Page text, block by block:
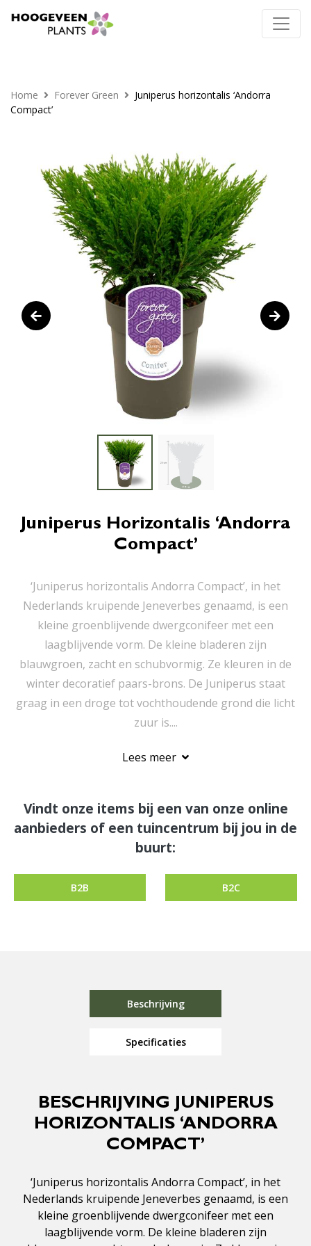
Home Forever Green
Juniperus horizontalis ‘Andorra
Compact’
Juniperus Horizontalis ‘Andorra
Compact’
‘Juniperus horizontalis Andorra Compact’, in het
Nederlands kruipende Jeneverbes genaamd, is een
kleine groenblijvende dwergconifeer met een
laagblijvende vorm. De kleine bladeren zijn
blauwgroen, zacht en schubvormig. Ze kleuren in de
winter decoratief paars-brons. De Juniperus staat
graag in een droge tot vochthoudende grond die licht
zuur is....
Lees meer
Vindt onze items bij een van onze online
aanbieders of een tuincentrum bij jou in de
buurt:
B2B B2C
Beschrijving
Specificaties
BESCHRIJVING JUNIPERUS
HORIZONTALIS ‘ANDORRA
COMPACT’
‘Juniperus horizontalis Andorra Compact’, in het
Nederlands kruipende Jeneverbes genaamd, is een
kleine groenblijvende dwergconifeer met een
laagblijvende vorm. De kleine bladeren zijn